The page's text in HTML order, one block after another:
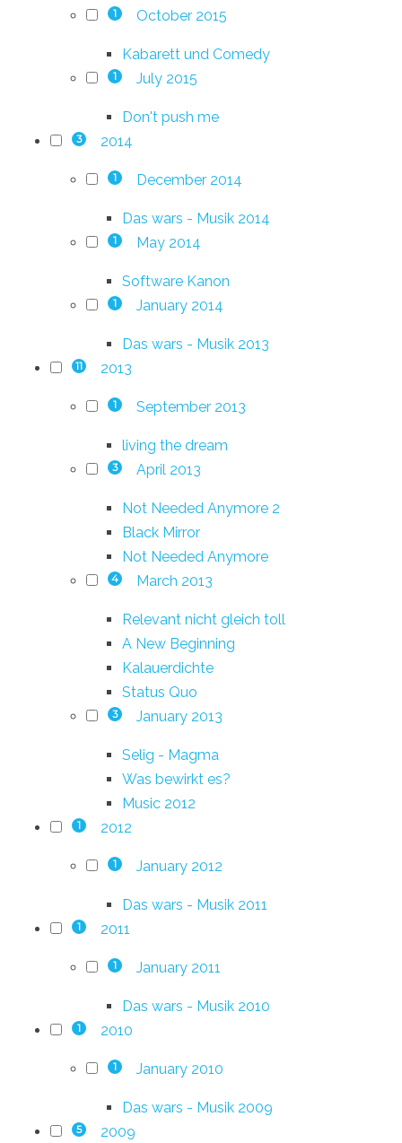
1 October 2015
Kabarett und Comedy
1 July 2015
Don't push me
3 2014
1 December 2014
Das wars - Musik 2014
1 May 2014
Software Kanon
1 January 2014
Das wars - Musik 2013
11 2013
1 September 2013
living the dream
3 April 2013
Not Needed Anymore 2
Black Mirror
Not Needed Anymore
4 March 2013
Relevant nicht gleich toll
A New Beginning
Kalauerdichte
Status Quo
3 January 2013
Selig - Magma
Was bewirkt es?
Music 2012
1 2012
1 January 2012
Das wars - Musik 2011
1 2011
1 January 2011
Das wars - Musik 2010
1 2010
1 January 2010
Das wars - Musik 2009
5 2009